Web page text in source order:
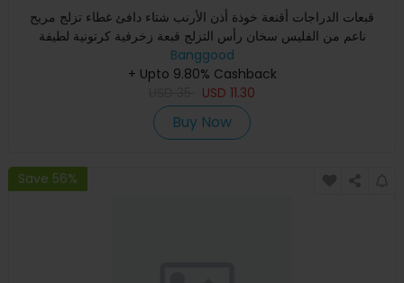
قبعات الدراجات أقنعة خوذة أذن الأرنب شتاء دافئ غطاء تزلج مريح
ناعم من الفليس سخان رأس التزلج قبعة زخرفية كرتونية لطيفة
Banggood
+ Upto 9.80% Cashback
USD 11.30
Buy Now
Save 56%